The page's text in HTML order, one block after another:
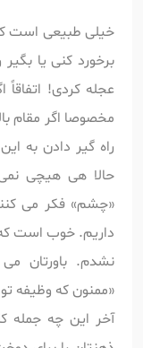
خیلی طبیعی است
برخورد کنی یا
عجله کردی!
مخصوصا اگر مقام
راه گیر دادن به
حالا هی هیچی
«چشم» فکر می
داریم. خوب است
نشدم. باورتان
«ممنون که وظیفه
آخر این چه جمله